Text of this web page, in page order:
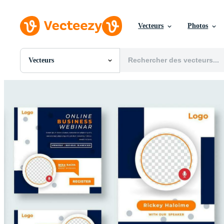
Vecteurs Photos
Vecteurs
Toutes Images
PSDs
Modèles
Vecteurs
Vidéos
Motion graphics
Images Éditoriales
Événements Éditoriaux